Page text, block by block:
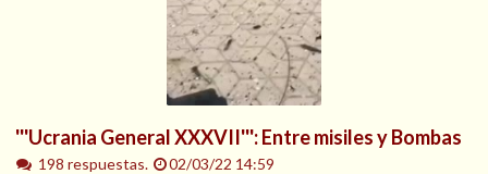
'''Ucrania General XXXVII''': Entre misiles y Bombas
198 respuestas.
02/03/22 14:59